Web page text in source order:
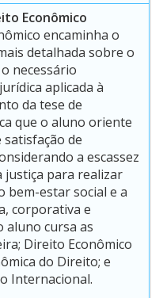
Econômico
encaminha o
detalhada sobre o
necessário
aplicada à
da tese de
que o aluno oriente
de
a escassez
justiça para realizar
bem-estar social e a
corporativa e
aluno cursa as
Direito Econômico
do Direito; e
Internacional.